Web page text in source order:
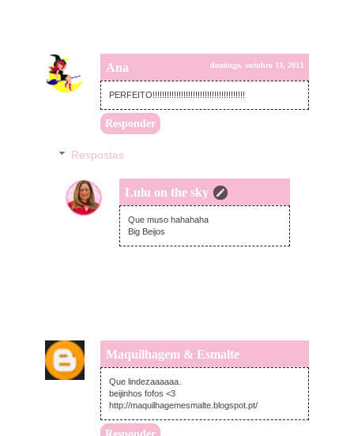
Ana domingo, outubro 13, 2013
PERFEITO!!!!!!!!!!!!!!!!!!!!!!!!!!!!!!!!!!!!!!!
Responder
Respostas
Lulu on the sky
segunda-feira, outubro 14, 2013
Que muso hahahaha
Big Beijos
Maquilhagem & Esmalte
domingo, outubro 13, 2013
Que lindezaaaaaa.
beijinhos fofos <3
http://maquilhagemesmalte.blogspot.pt/